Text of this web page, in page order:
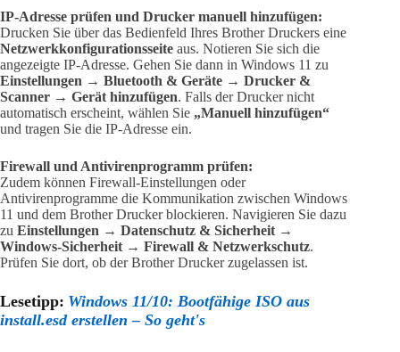
IP-Adresse prüfen und Drucker manuell hinzufügen:
Drucken Sie über das Bedienfeld Ihres Brother Druckers eine
Netzwerkkonfigurationsseite aus. Notieren Sie sich die
angezeigte IP-Adresse. Gehen Sie dann in Windows 11 zu
Einstellungen → Bluetooth & Geräte → Drucker &
Scanner → Gerät hinzufügen. Falls der Drucker nicht
automatisch erscheint, wählen Sie „Manuell hinzufügen“
und tragen Sie die IP-Adresse ein.
Firewall und Antivirenprogramm prüfen:
Zudem können Firewall-Einstellungen oder
Antivirenprogramme die Kommunikation zwischen Windows
11 und dem Brother Drucker blockieren. Navigieren Sie dazu
zu Einstellungen → Datenschutz & Sicherheit →
Windows-Sicherheit → Firewall & Netzwerkschutz.
Prüfen Sie dort, ob der Brother Drucker zugelassen ist.
Lesetipp: Windows 11/10: Bootfähige ISO aus
install.esd erstellen – So geht's